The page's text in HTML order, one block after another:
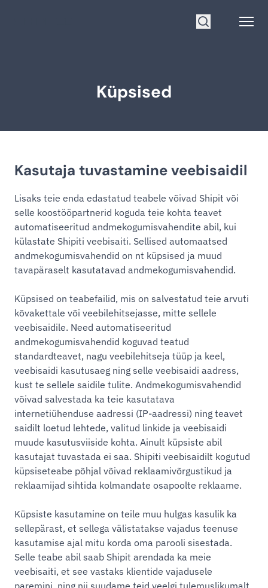
Küpsised
Kasutaja tuvastamine veebisaidil
Lisaks teie enda edastatud teabele võivad Shipit või
selle koostööpartnerid koguda teie kohta teavet
automatiseeritud andmekogumisvahendite abil, kui
külastate Shipiti veebisaiti. Sellised automaatsed
andmekogumisvahendid on nt küpsised ja muud
tavapäraselt kasutatavad andmekogumisvahendid.
Küpsised on teabefailid, mis on salvestatud teie arvuti
kõvakettale või veebilehitsejasse, mitte sellele
veebisaidile. Need automatiseeritud
andmekogumisvahendid koguvad teatud
standardteavet, nagu veebilehitseja tüüp ja keel,
veebisaidi kasutusaeg ning selle veebisaidi aadress,
kust te sellele saidile tulite. Andmekogumisvahendid
võivad salvestada ka teie kasutatava
internetiühenduse aadressi (IP-aadressi) ning teavet
saidilt loetud lehtede, valitud linkide ja veebisaidi
muude kasutusviiside kohta. Ainult küpsiste abil
kasutajat tuvastada ei saa. Shipiti veebisaidilt kogutud
küpsiseteabe põhjal võivad reklaamivõrgustikud ja
reklaamijad sihtida kolmandate osapoolte reklaame.
Küpsiste kasutamine on teile muu hulgas kasulik ka
sellepärast, et sellega välistatakse vajadus teenuse
kasutamise ajal mitu korda oma parooli sisestada.
Selle teabe abil saab Shipit arendada ka meie
veebisaiti, et see vastaks klientide vajadusele
paremini, ning nii suudame teid veelgi tulemuslikumalt